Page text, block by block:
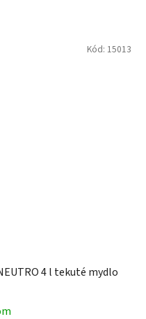
4 l tekuté mydlo
Kód: 15013